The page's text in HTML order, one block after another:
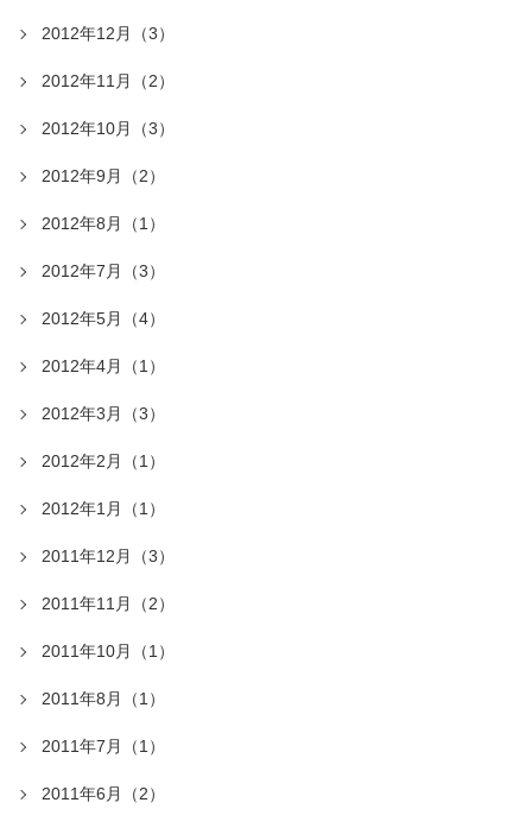
2012年12月（3）
2012年11月（2）
2012年10月（3）
2012年9月（2）
2012年8月（1）
2012年7月（3）
2012年5月（4）
2012年4月（1）
2012年3月（3）
2012年2月（1）
2012年1月（1）
2011年12月（3）
2011年11月（2）
2011年10月（1）
2011年8月（1）
2011年7月（1）
2011年6月（2）